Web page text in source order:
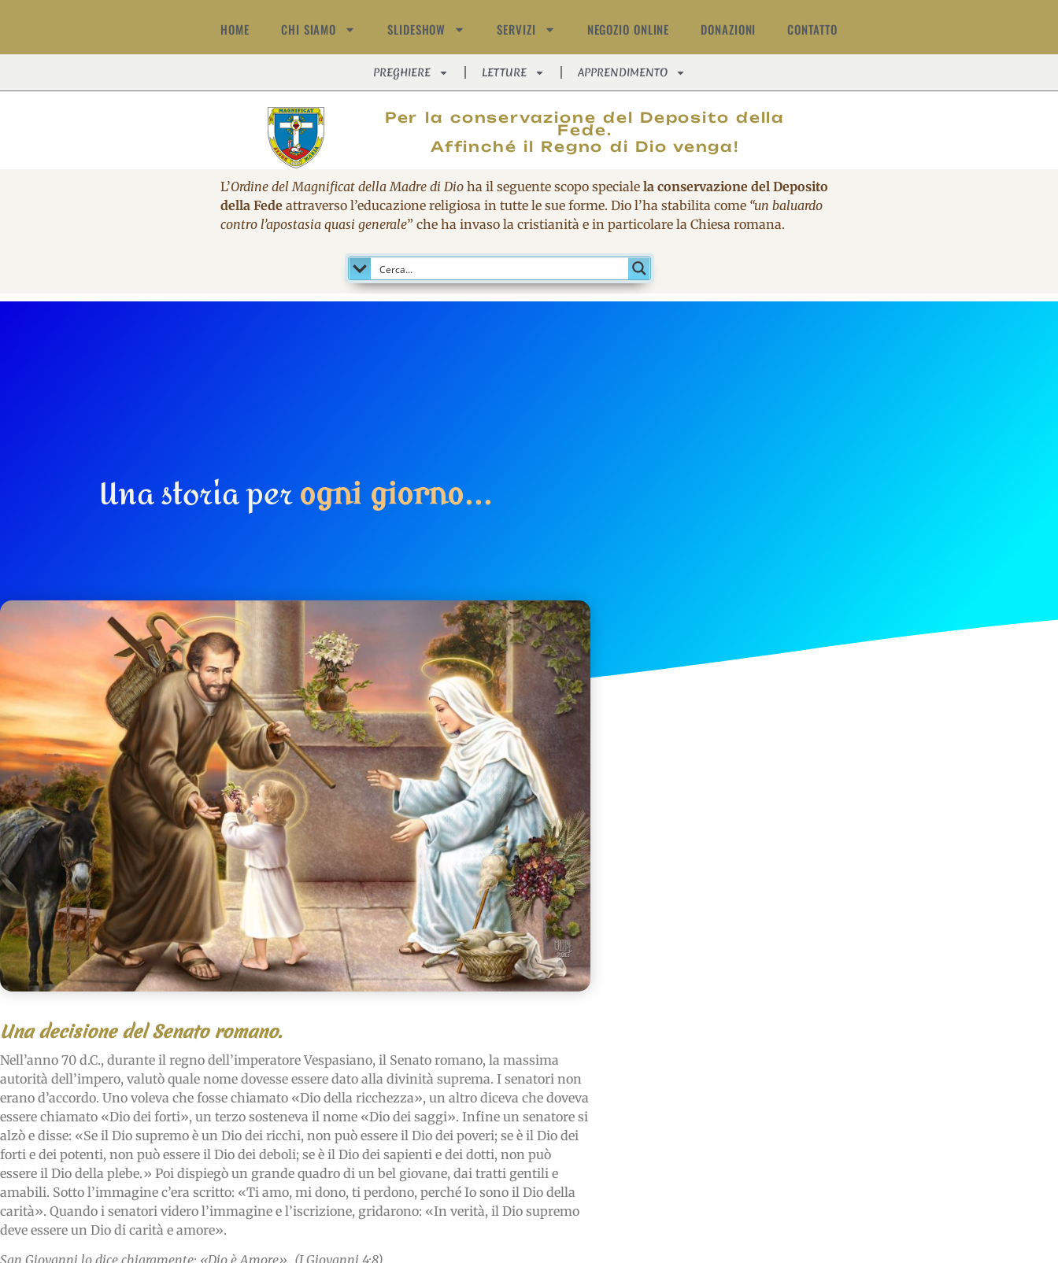
HOME CHI SIAMO SLIDESHOW SERVIZI NEGOZIO ONLINE DONAZIONI CONTATTO
PREGHIERE LETTURE APPRENDIMENTO
Per la conservazione del Deposito della
Fede.
Affinché il Regno di Dio venga!
MAGNIFICO
L’Ordine del Magnificat della Madre di Dio ha il seguente scopo speciale la conservazione del Deposito
della Fede attraverso l’educazione religiosa in tutte le sue forme. Dio l’ha stabilita come “un baluardo
contro l’apostasia quasi generale” che ha invaso la cristianità e in particolare la Chiesa romana.
Una storia per ogni giorno...
Una decisione del Senato romano.
Nell’anno 70 d.C., durante il regno dell’imperatore Vespasiano, il Senato romano, la massima
autorità dell’impero, valutò quale nome dovesse essere dato alla divinità suprema. I senatori non
erano d’accordo. Uno voleva che fosse chiamato «Dio della ricchezza», un altro diceva che doveva
essere chiamato «Dio dei forti», un terzo sosteneva il nome «Dio dei saggi». Infine un senatore si
alzò e disse: «Se il Dio supremo è un Dio dei ricchi, non può essere il Dio dei poveri; se è il Dio dei
forti e dei potenti, non può essere il Dio dei deboli; se è il Dio dei sapienti e dei dotti, non può
essere il Dio della plebe.» Poi dispiegò un grande quadro di un bel giovane, dai tratti gentili e
amabili. Sotto l’immagine c’era scritto: «Ti amo, mi dono, ti perdono, perché Io sono il Dio della
carità». Quando i senatori videro l’immagine e l’iscrizione, gridarono: «In verità, il Dio supremo
deve essere un Dio di carità e amore».
San Giovanni lo dice chiaramente: «Dio è Amore». (I Giovanni 4:8)